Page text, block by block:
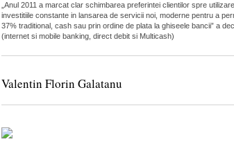
„Anul 2011 a marcat clar schimbarea preferintei clientilor spre
investitiile constante in lansarea de servicii noi, moderne pentru a
37% traditional, cash sau prin ordine de plata la ghiseele bancii” a
(internet si mobile banking, direct debit si Multicash)
Valentin Florin Galatanu